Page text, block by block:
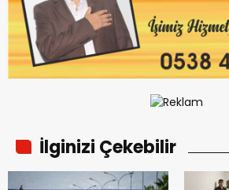
İlginizi Çekebilir